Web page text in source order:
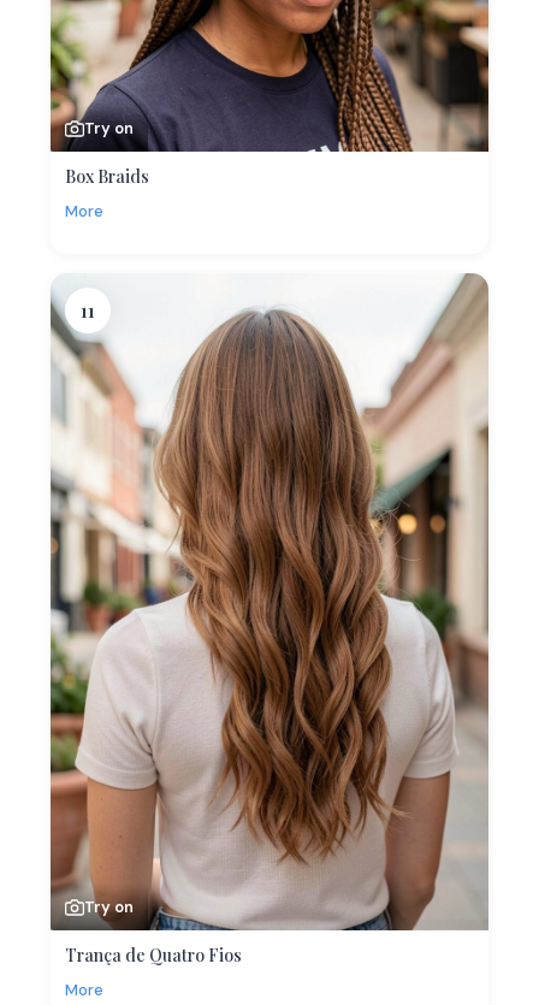
Try on
Box Braids
More
11
Try on
Trança de Quatro Fios
More